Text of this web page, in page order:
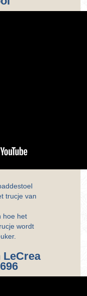
trucje van
hoe het
wordt